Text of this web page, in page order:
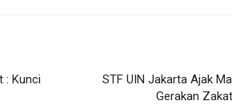
: Kunci
STF UIN Jakarta Ajak
Gerakan